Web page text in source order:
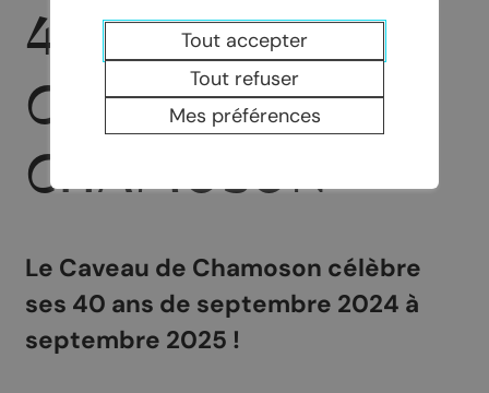
40 ANS DU
CAVEAU DE
CHAMOSON
Le Caveau de Chamoson célèbre
ses 40 ans de septembre 2024 à
septembre 2025 !
Tout accepter
Tout refuser
Mes préférences